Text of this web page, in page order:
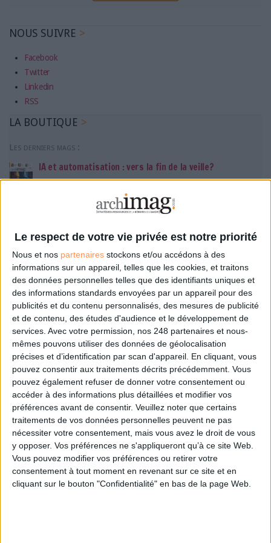
Le respect de votre vie privée est notre priorité
Nous et nos partenaires stockons et/ou accédons à des
informations sur un appareil, telles que les cookies, et traitons
des données personnelles telles que des identifiants uniques et
des informations standards envoyées par un appareil pour des
publicités et du contenu personnalisés, des mesures de publicité
et de contenu, des études d'audience et le développement de
services. Avec votre permission, nos 248 partenaires et nous-
mêmes pouvons utiliser des données de géolocalisation
précises et d’identification par scan d'appareil. En cliquant, vous
pouvez consentir aux traitements décrits précédemment. Vous
pouvez également refuser de donner votre consentement ou
accéder à des informations plus détaillées et modifier vos
préférences avant de consentir. Veuillez noter que certains
traitements de vos données personnelles peuvent ne pas
nécessiter votre consentement, mais vous avez le droit de vous
y opposer. Vos préférences ne s'appliqueront qu’à ce site Web.
Vous pouvez modifier vos préférences ou retirer votre
consentement à tout moment en revenant sur ce site et en
cliquant sur le bouton "Confidentialité" en bas de la page Web.
NOUS SUIVRE
Facebook
Twitter
Linkedin
RSS
LA BOUTIQUE
Les derniers mags :
IA et automatisation : vers la fin de la veille?
Bibliothèques : comment survivre face aux pressions?
DSI du secteur public : le pivot de la transformation
Les derniers guides :
IA génératives : cas d’usage et retours d’expérience
Archivage physique et électronique : enjeux, méthodes et
outils
Stratégie data : tirez profit de l’intelligence des
données
LES DERNIÈRES PARUTIONS